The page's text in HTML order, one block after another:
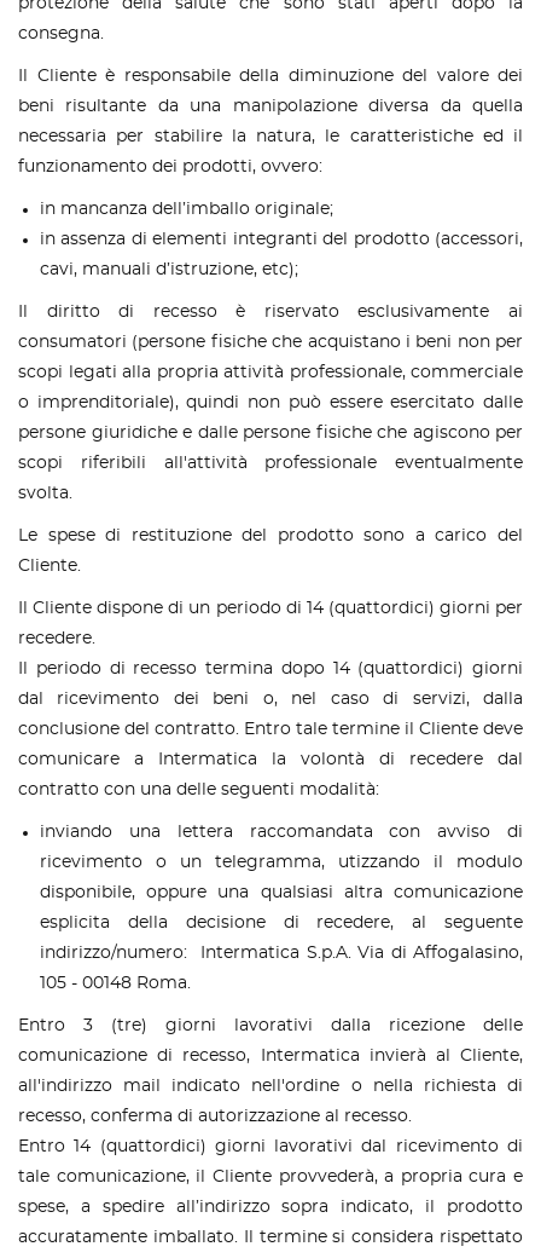
protezione della salute che sono stati aperti dopo la
consegna.
Il Cliente è responsabile della diminuzione del valore dei
beni risultante da una manipolazione diversa da quella
necessaria per stabilire la natura, le caratteristiche ed il
funzionamento dei prodotti, ovvero:
in mancanza dell’imballo originale;
in assenza di elementi integranti del prodotto (accessori,
cavi, manuali d’istruzione, etc);
Il diritto di recesso è riservato esclusivamente ai
consumatori (persone fisiche che acquistano i beni non per
scopi legati alla propria attività professionale, commerciale
o imprenditoriale), quindi non può essere esercitato dalle
persone giuridiche e dalle persone fisiche che agiscono per
scopi riferibili all'attività professionale eventualmente
svolta.
Le spese di restituzione del prodotto sono a carico del
Cliente.
Il Cliente dispone di un periodo di 14 (quattordici) giorni per
recedere.
Il periodo di recesso termina dopo 14 (quattordici) giorni
dal ricevimento dei beni o, nel caso di servizi, dalla
conclusione del contratto. Entro tale termine il Cliente deve
comunicare a Intermatica la volontà di recedere dal
contratto con una delle seguenti modalità:
inviando una lettera raccomandata con avviso di
ricevimento o un telegramma, utizzando il modulo
disponibile, oppure una qualsiasi altra comunicazione
esplicita della decisione di recedere, al seguente
indirizzo/numero: Intermatica S.p.A. Via di Affogalasino,
105 - 00148 Roma.
Entro 3 (tre) giorni lavorativi dalla ricezione delle
comunicazione di recesso, Intermatica invierà al Cliente,
all'indirizzo mail indicato nell'ordine o nella richiesta di
recesso, conferma di autorizzazione al recesso.
Entro 14 (quattordici) giorni lavorativi dal ricevimento di
tale comunicazione, il Cliente provvederà, a propria cura e
spese, a spedire all’indirizzo sopra indicato, il prodotto
accuratamente imballato. Il termine si considera rispettato